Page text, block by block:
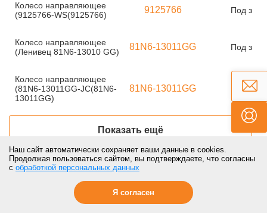
Колесо направляющее
(9125766-WS(9125766)
9125766 Под
Колесо направляющее
(Ленивец 81N6-13010 GG)
81N6-13011GG Под
Колесо направляющее
(81N6-13011GG-JC(81N6-
13011GG)
81N6-13011GG Под
Показать ещё
РАЗНОЕдля PC200-8
9098403160
Наш сайт автоматически сохраняет ваши данные в cookies.
Продолжая пользоваться сайтом, вы подтверждаете, что согласны
с обработкой персональных данных
Я согласен